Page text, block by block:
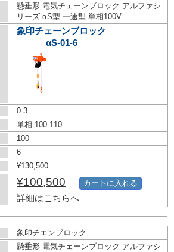
懸垂形 電気チェーンブロック アルファシ
リーズ αS型 一速型 単相100V
象印チェーンブロック
αS-01-6
0.3
単相 100-110
100
6
¥130,500
¥100,500
詳細はこちらへ
カートに入れる
象印チエンブロック
懸垂形 電気チェーンブロック アルファシ